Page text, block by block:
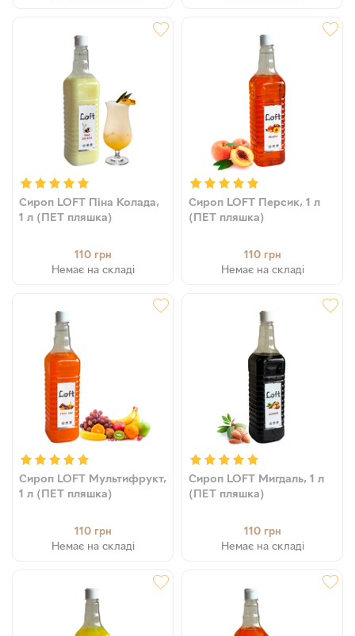
Сироп LOFT Піна Колада,
1 л (ПЕТ пляшка)
110 грн
Немає на складі
Сироп LOFT Персик, 1 л
(ПЕТ пляшка)
110 грн
Немає на складі
Сироп LOFT Мультифрукт,
1 л (ПЕТ пляшка)
110 грн
Немає на складі
Сироп LOFT Мигдаль, 1 л
(ПЕТ пляшка)
110 грн
Немає на складі